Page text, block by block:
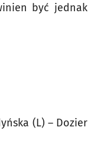
być jednak
(L) – Dozier